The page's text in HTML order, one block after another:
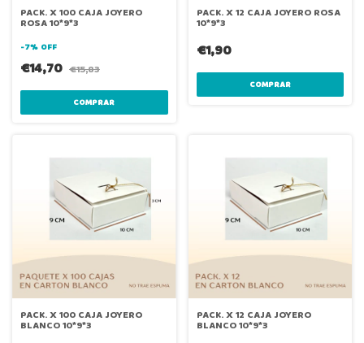
PACK. X 100 CAJA JOYERO
ROSA 10*9*3
-7% OFF
€14,70 €15,83
PACK. X 12 CAJA JOYERO ROSA
10*9*3
€1,90
PACK. X 100 CAJA JOYERO
BLANCO 10*9*3
PACK. X 12 CAJA JOYERO
BLANCO 10*9*3